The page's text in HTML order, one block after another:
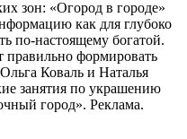
зон: «Огород в городе»
как для глубоко
по-настоящему богатой.
правильно формировать
Коваль и Наталья
занятия по украшению
город». Реклама.